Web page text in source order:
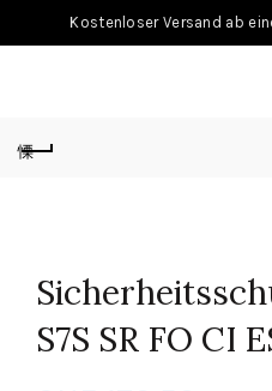
Kostenloser Versand ab
S7S SR FO CI